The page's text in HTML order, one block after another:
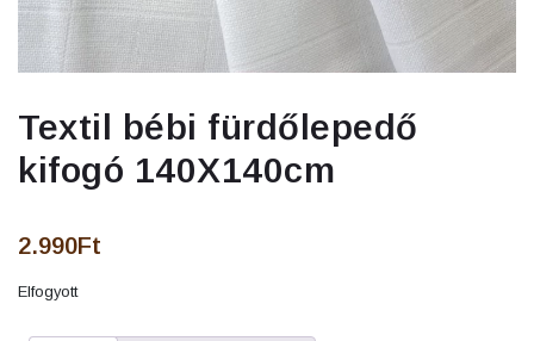
Textil bébi fürdőlepedő
kifogó 140X140cm
2.990Ft
Elfogyott